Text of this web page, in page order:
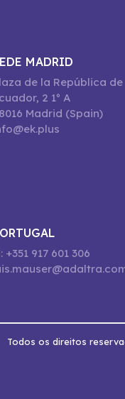
MADRID
de la República de
2 1º A
Madrid (Spain)
+351 917 601 306
Todos os direitos